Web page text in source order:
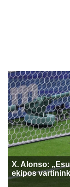
X. Alonso:
ekipos